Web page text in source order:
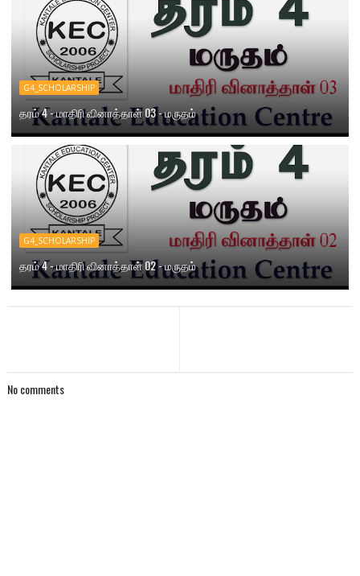
G4_SCHOLARSHIP
தரம் 4 - மாதிரி வினாத்தாள் 03 - மருதம்
G4_SCHOLARSHIP
தரம் 4 - மாதிரி வினாத்தாள் 02 - மருதம்
No comments